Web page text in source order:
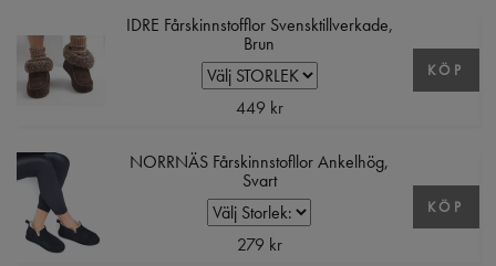
IDRE Fårskinnstofflor Svensktillverkade,
Brun
449 kr
KÖP
NORRNÄS Fårskinnstofllor Ankelhög,
Svart
279 kr
KÖP